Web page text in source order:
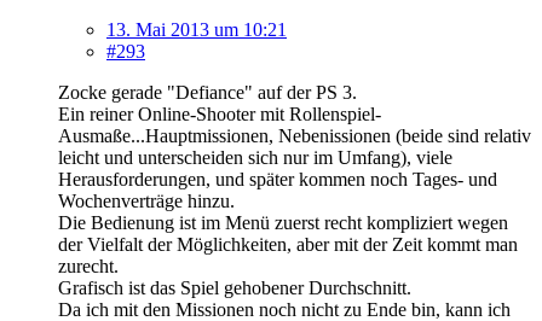
13. Mai 2013 um 10:21
#293
Zocke gerade "Defiance" auf der PS 3.
Ein reiner Online-Shooter mit Rollenspiel-
Ausmaße...Hauptmissionen, Nebenissionen (beide sind relativ
leicht und unterscheiden sich nur im Umfang), viele
Herausforderungen, und später kommen noch Tages- und
Wochenverträge hinzu.
Die Bedienung ist im Menü zuerst recht kompliziert wegen
der Vielfalt der Möglichkeiten, aber mit der Zeit kommt man
zurecht.
Grafisch ist das Spiel gehobener Durchschnitt.
Da ich mit den Missionen noch nicht zu Ende bin, kann ich